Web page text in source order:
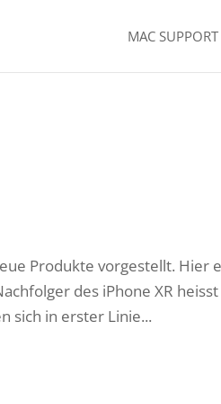
MAC SUPPORT
Produkte vorgestellt. Hier
des iPhone XR
sich in erster Linie...